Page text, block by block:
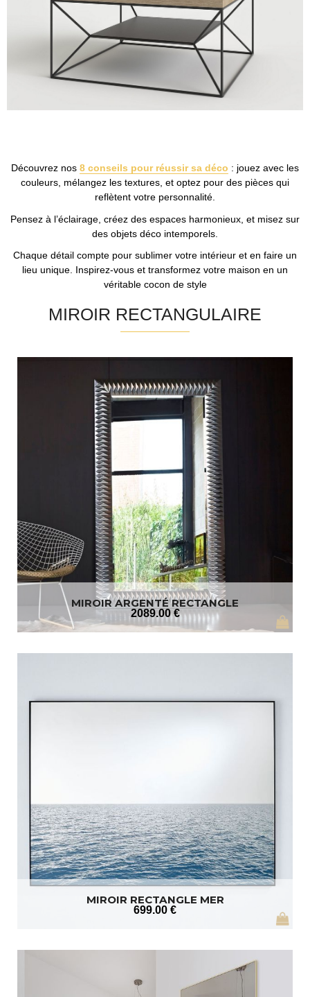
Découvrez nos 8 conseils pour réussir sa déco : jouez avec les
couleurs, mélangez les textures, et optez pour des pièces qui
reflètent votre personnalité.
Pensez à l’éclairage, créez des espaces harmonieux, et misez sur
des objets déco intemporels.
Chaque détail compte pour sublimer votre intérieur et en faire un
lieu unique. Inspirez-vous et transformez votre maison en un
véritable cocon de style
MIROIR RECTANGULAIRE
MIROIR ARGENTÉ RECTANGLE
2089.00 €
MIROIR RECTANGLE MER
699.00 €